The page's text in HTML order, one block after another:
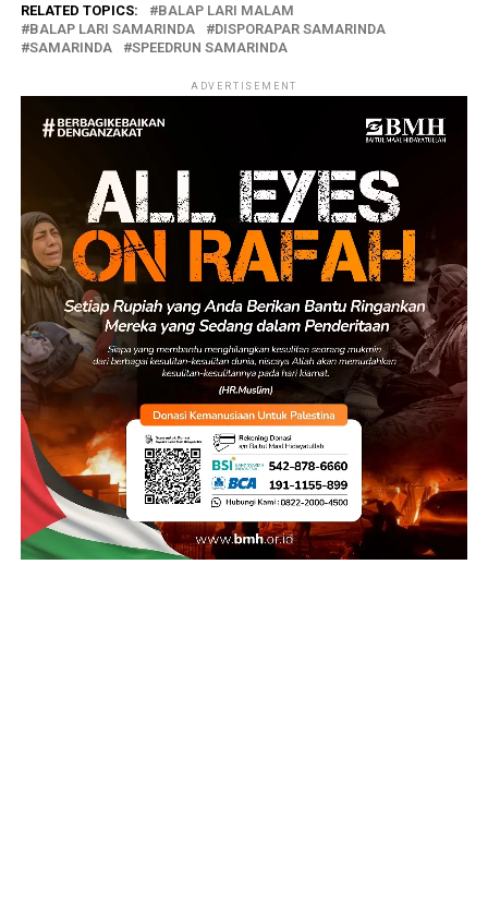
RELATED TOPICS:
BALAP LARI MALAM
BALAP LARI SAMARINDA
DISPORAPAR SAMARINDA
SAMARINDA
SPEEDRUN SAMARINDA
ADVERTISEMENT